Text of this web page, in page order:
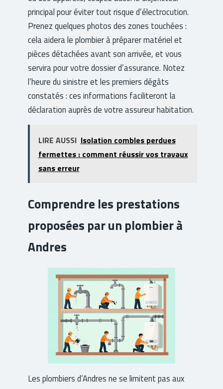
principal pour éviter tout risque d’électrocution.
Prenez quelques photos des zones touchées :
cela aidera le plombier à préparer matériel et
pièces détachées avant son arrivée, et vous
servira pour votre dossier d’assurance. Notez
l’heure du sinistre et les premiers dégâts
constatés : ces informations faciliteront la
déclaration auprès de votre assureur habitation.
LIRE AUSSI Isolation combles perdues
fermettes : comment réussir vos travaux
sans erreur
Comprendre les prestations
proposées par un plombier à
Andres
Les plombiers d’Andres ne se limitent pas aux